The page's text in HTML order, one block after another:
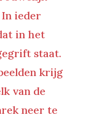
ieder
in het
staat.
krijg
van de
neer te